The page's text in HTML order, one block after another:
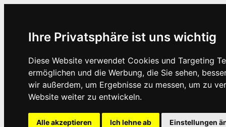
Ihre Privatsphäre ist uns wichtig
Diese Website verwendet Cookies und Targeting
ermöglichen und die Werbung, die Sie sehen,
wir außerdem, um Ergebnisse zu messen, um zu
Website weiter zu entwickeln.
Alle akzeptieren Ich lehne ab Einstellungen